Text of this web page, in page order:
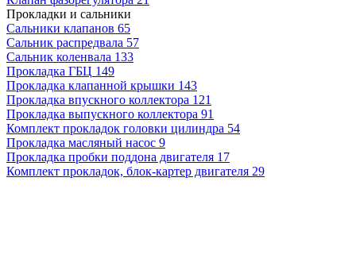
Прокладки и сальники
Сальники клапанов 65
Сальник распредвала 57
Сальник коленвала 133
Прокладка ГБЦ 149
Прокладка клапанной крышки 143
Прокладка впускного коллектора 121
Прокладка выпускного коллектора 91
Комплект прокладок головки цилиндра 54
Прокладка масляный насос 9
Прокладка пробки поддона двигателя 17
Комплект прокладок, блок-картер двигателя 29